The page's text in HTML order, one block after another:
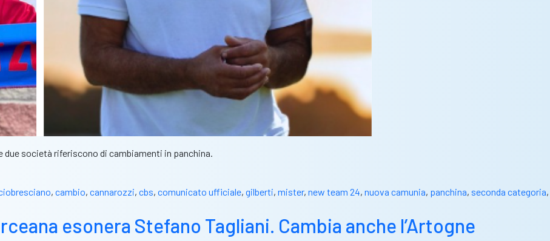
due società riferiscono di cambiamenti in panchina.
, cambio, cannarozzi, cbs, comunicato ufficiale, gilberti, mister, new team 24, nuova camunia, panchina, seconda categoria,
esonera Stefano Tagliani. Cambia anche l’Artogne